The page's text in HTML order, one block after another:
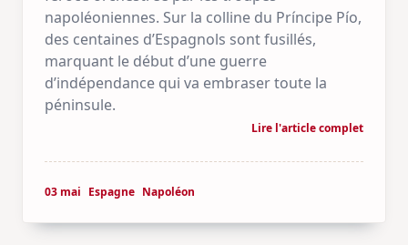
napoléoniennes. Sur la colline du Príncipe Pío,
des centaines d’Espagnols sont fusillés,
marquant le début d’une guerre
d’indépendance qui va embraser toute la
péninsule.
Lire l'article complet
03 mai Espagne Napoléon